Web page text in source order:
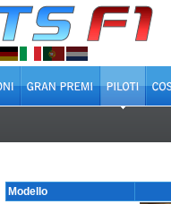
Modello